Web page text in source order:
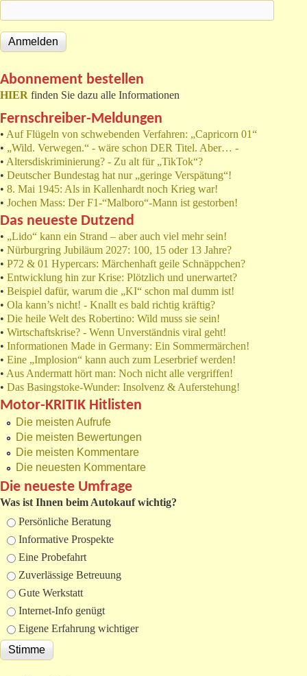
Abonnement bestellen
HIER finden Sie dazu alle Informationen
Fernschreiber-Meldungen
• Auf Flügeln von schwebenden Verfahren: „Capricorn 01“
• „Wild. Verwegen.“ - wäre schon DER Titel. Aber… -
• Altersdiskriminierung? - Zu alt für „TikTok“?
• Deutscher Bundestag hat nur „geringe Verspätung“!
• 8. Mai 1945: Als in Kallenhardt noch Krieg war!
• Jochen Mass: Der F1-“Malboro“-Mann ist gestorben!
Das neueste Dutzend
• „Lido“ kann ein Strand – aber auch viel mehr sein!
• Nürburgring Jubiläum 2027: 100, 15 oder 13 Jahre?
• P72 & 01 Hypercars: Märchenhaft geile Schnäppchen?
• Entwicklung hin zur Krise: Plötzlich und unerwartet?
• Beispiel dafür, warum die „KI“ schon mal dumm ist!
• Ola kann’s nicht! - Knallt es bald richtig kräftig?
• Die heile Welt des Robertino: Wild muss sie sein!
• Wirtschaftskrise? - Wenn Unverständnis viral geht!
• Informationen Made in Germany: Ein Sommermärchen!
• Eine „Implosion“ kann auch zum Leserbrief werden!
• Aus Andermatt hört man: Noch nicht alle vergriffen!
• Das Basingstoke-Wunder: Insolvenz & Auferstehung!
Motor-KRITIK Hitlisten
Die meisten Aufrufe
Die meisten Bewertungen
Die meisten Kommentare
Die neuesten Kommentare
Die neueste Umfrage
Was ist Ihnen beim Autokauf wichtig?
Auswahlmöglichkeiten
Persönliche Beratung
Informative Prospekte
Eine Probefahrt
Zuverlässige Betreuung
Gute Werkstatt
Internet-Info genügt
Eigene Erfahrung wichtiger